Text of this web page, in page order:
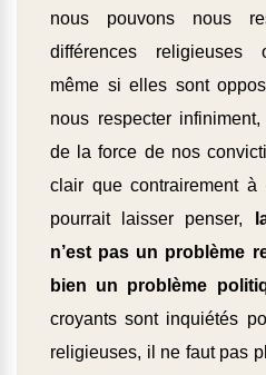
nous pouvons nous
différences religieuses
même si elles sont
nous respecter
de la force de nos
clair que contrairement
pourrait laisser penser,
n’est pas un problème
bien un problème
croyants sont inquiétés
religieuses, il ne faut pas